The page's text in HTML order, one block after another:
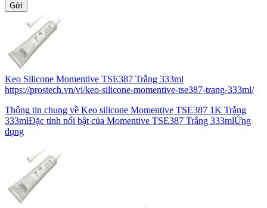
Keo Silicone Momentive TSE387 Trắng 333ml
https://prostech.vn/vi/keo-silicone-momentive-tse387-trang-333ml/
Thông tin chung về Keo silicone Momentive TSE387 1K Trắng
333mlĐặc tính nổi bật của Momentive TSE387 Trắng 333mlỨng
dụng